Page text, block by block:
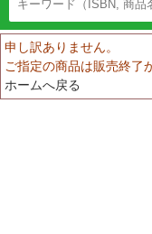
申し訳ありません。
ご指定の商品は販売終了
ホームへ戻る